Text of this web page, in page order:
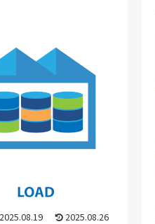
2025.08.19 2025.08.26